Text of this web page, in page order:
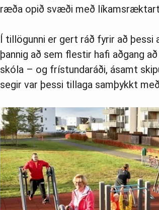
ræða opið svæði með
Í tillögunni er gert ráð fyrir að þessi
þannig að sem flestir hafi aðgang
skóla – og frístundaráði, ásamt
segir var þessi tillaga samþykkt